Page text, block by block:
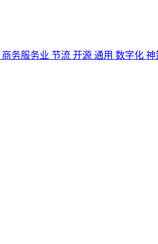
商务服务业 节流 开源 通用 数字化 神